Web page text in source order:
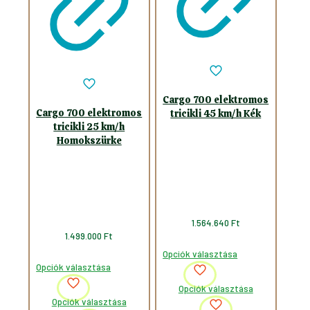
Cargo 700 elektromos
tricikli 25 km/h
Homokszürke
1.499.000Ft
Opciók választása
Opciók választása
Cargo 700 elektromos
tricikli 45 km/h Kék
1.564.640 Ft
Opciók választása
Opciók választása